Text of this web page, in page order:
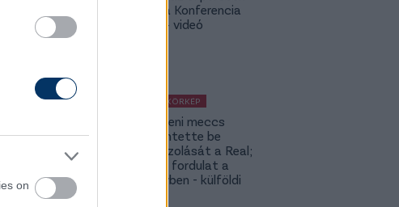
on
betalált a Konferencia
Ligában – videó
KÜLFÖLDI KÖRKÉP
A Fradi elleni meccs
előtt jelentette be
rekordigazolását a Real;
hatalmas fordulat a
Rodri-ügyben - külföldi